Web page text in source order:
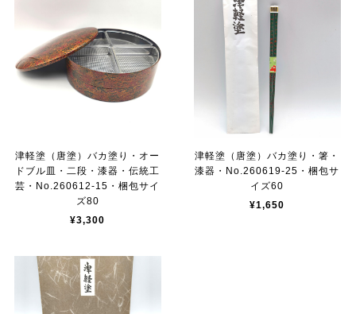
津軽塗（唐塗）バカ塗り・オー
ドブル皿・二段・漆器・伝統工
芸・No.260612-15・梱包サイ
ズ80
¥3,300
津軽塗（唐塗）バカ塗り・箸・
漆器・No.260619-25・梱包サ
イズ60
¥1,650